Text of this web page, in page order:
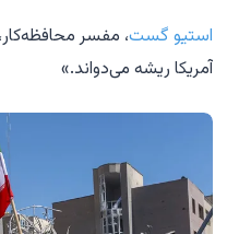
استیو گست، مفسر
آمریکا ریشه می‌دواند.»